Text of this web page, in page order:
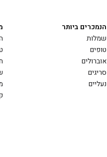
הנמכרים ביותר
שמלות
טופים
אוברולים
סריגים
נעליים